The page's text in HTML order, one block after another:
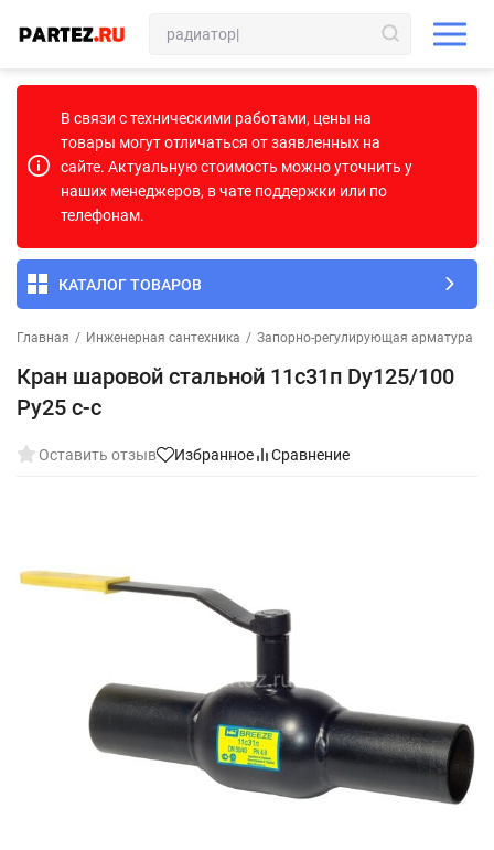
В связи с техническими работами, цены на
товары могут отличаться от заявленных на
сайте. Актуальную стоимость можно уточнить у
наших менеджеров, в чате поддержки или по
телефонам.
КАТАЛОГ ТОВАРОВ
Главная / Инженерная сантехника / Запорно-регулирующая арматура
Кран шаровой стальной 11с31п Dу125/100
Pу25 с-с
Оставить отзыв Избранное Сравнение